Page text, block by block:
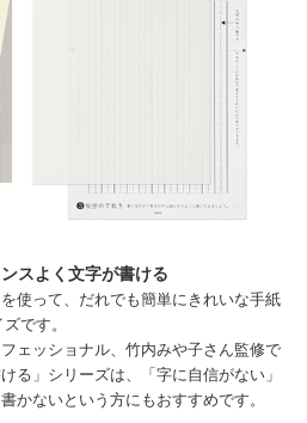
スよく文字が書ける
使って、だれでも簡単にきれいな手紙
です。
ェッショナル、竹内みや子さん監修で
る」シリーズは、「字に自信がない」
かないという方にもおすすめです。